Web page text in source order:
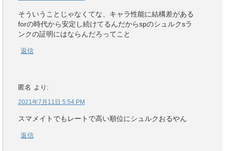
そういうことじゃなくてな、キャラ性能に結構差がある
forの時代から安定し続けてるんだからspのシュルクsラ
ンクの証明にはならんだろってこと
返信
匿名 より:
2021年7月11日 5:54 PM
スマメイトでもレートで高い順位にシュルクおるやん
返信